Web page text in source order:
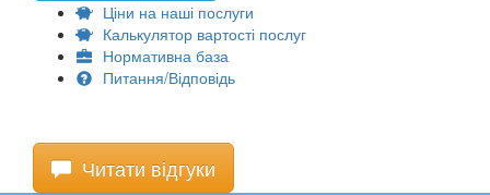
Ціни на наші послуги
Калькулятор вартості послуг
Нормативна база
Питання/Відповідь
Читати відгуки